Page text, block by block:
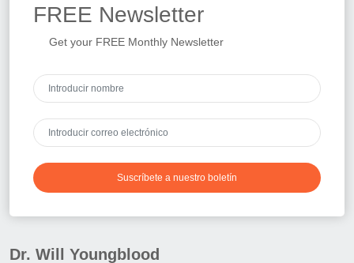
FREE Newsletter
Get your FREE Monthly Newsletter
Suscríbete a nuestro boletín
Dr. Will Youngblood